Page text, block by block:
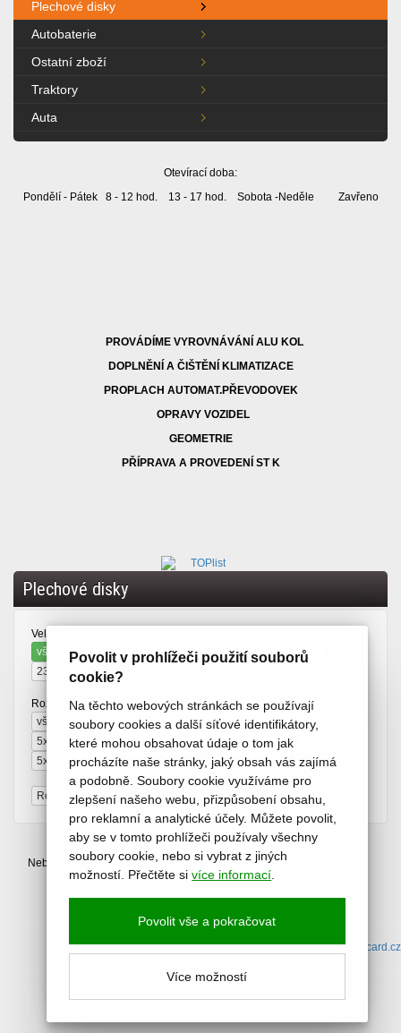
Povolit v prohlížeči použití souborů
cookie?
Na těchto webových stránkách se používají
soubory cookies a další síťové identifikátory,
které mohou obsahovat údaje o tom jak
procházíte naše stránky, jaký obsah vás zajímá
a podobně. Soubory cookie využíváme pro
zlepšení našeho webu, přizpůsobení obsahu,
pro reklamní a analytické účely. Můžete povolit,
aby se v tomto prohlížeči používaly všechny
soubory cookie, nebo si vybrat z jiných
možností. Přečtěte sivíce informací
Povolit vše a pokračovat
Více možností
Plechové disky
Autobaterie
Ostatní zboží
Traktory
Auta
Otevírací doba:
Pondělí - Pátek 8 - 12 hod. 13 - 17 hod. Sobota -Neděle Zavřeno
PROVÁDÍME VYROVNÁVÁNÍ ALU KOL
DOPLNĚNÍ A ČIŠTĚNÍ KLIMATIZACE
PROPLACH AUTOMAT.PŘEVODOVEK
OPRAVY VOZIDEL
GEOMETRIE
PŘÍPRAVA A PROVEDENÍ ST K
Plechové disky
Velikost:
vše
13" 14" 15" 16" 17" 18" 19" 20" 21"
23"
Rozteč:
vše
4x100 4x108 4x114.3 4x98 5x98 5x100
5x108
5x110 5x112 5x114.3 5x115 5x118
5x125
5x130 5x139.7 6x114.3 6x139.7
Resetovat filtry
Nebyly nalezeny žádné produkty.
(c) 2015-2026 www.pneuhason.cz /pošta/ web by: icard.cz